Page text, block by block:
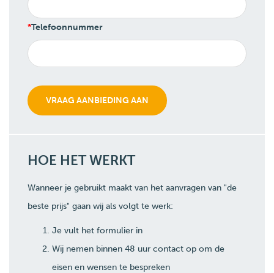
Telefoonnummer
HOE HET WERKT
Wanneer je gebruikt maakt van het aanvragen van "de
beste prijs" gaan wij als volgt te werk:
Je vult het formulier in
Wij nemen binnen 48 uur contact op om de
eisen en wensen te bespreken